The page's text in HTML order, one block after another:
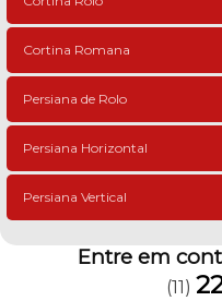
Cortina Romana
Persiana de Rolo
Persiana Horizontal
Persiana Vertical
Entre em
(11)